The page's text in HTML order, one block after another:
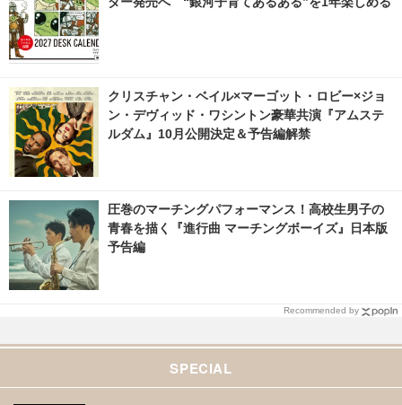
クリスチャン・ベイル×マーゴット・ロビー×ジョ
ン・デヴィッド・ワシントン豪華共演『アムステ
ルダム』10月公開決定＆予告編解禁
圧巻のマーチングパフォーマンス！高校生男子の
青春を描く『進行曲 マーチングボーイズ』日本版
予告編
Recommended by
SPECIAL